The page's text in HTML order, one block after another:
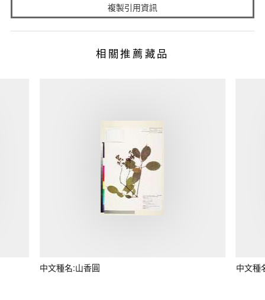
複製引用資訊
相關推薦藏品
中文種名:山香圓 中文種